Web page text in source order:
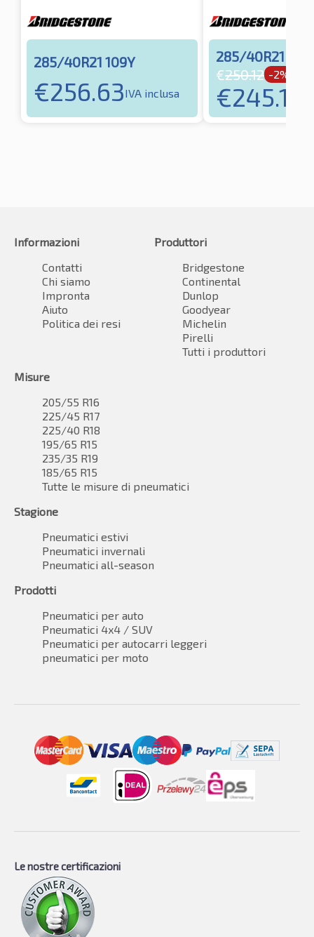
285/40R21 109Y
€256.63IVA inclusa
285/40R21
€250.12 -2%
€245.12
Informazioni
Contatti
Chi siamo
Impronta
Aiuto
Politica dei resi
Produttori
Bridgestone
Continental
Dunlop
Goodyear
Michelin
Pirelli
Tutti i produttori
Misure
205/55 R16
225/45 R17
225/40 R18
195/65 R15
235/35 R19
185/65 R15
Tutte le misure di pneumatici
Stagione
Pneumatici estivi
Pneumatici invernali
Pneumatici all-season
Prodotti
Pneumatici per auto
Pneumatici 4x4 / SUV
Pneumatici per autocarri leggeri
pneumatici per moto
Le nostre certificazioni